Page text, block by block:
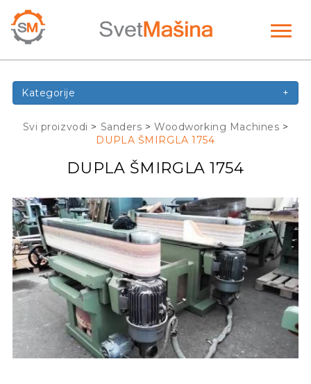
Kategorije +
Svi proizvodi > Sanders >Woodworking Machines >
DUPLA ŠMIRGLA 1754
DUPLA ŠMIRGLA 1754